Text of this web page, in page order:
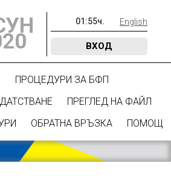
01 :55ч. English
ВХОД
ПРОЦЕДУРИ ЗА БФП
ПРЕГЛЕД НА ФАЙЛ
ОБРАТНА ВРЪЗКА ПОМОЩ